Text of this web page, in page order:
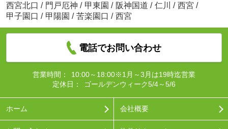
西宮北口 / 門戸厄神 / 甲東園 / 阪神国道 / 仁川 / 西宮 /
甲子園口 / 甲陽園 / 苦楽園口 / 西宮
電話でお問い合わせ
営業時間：
10:00～18:00※1月～3月は19時迄営業
定休日：
ゴールデンウィーク5/4～5/6
ホーム 会社概要